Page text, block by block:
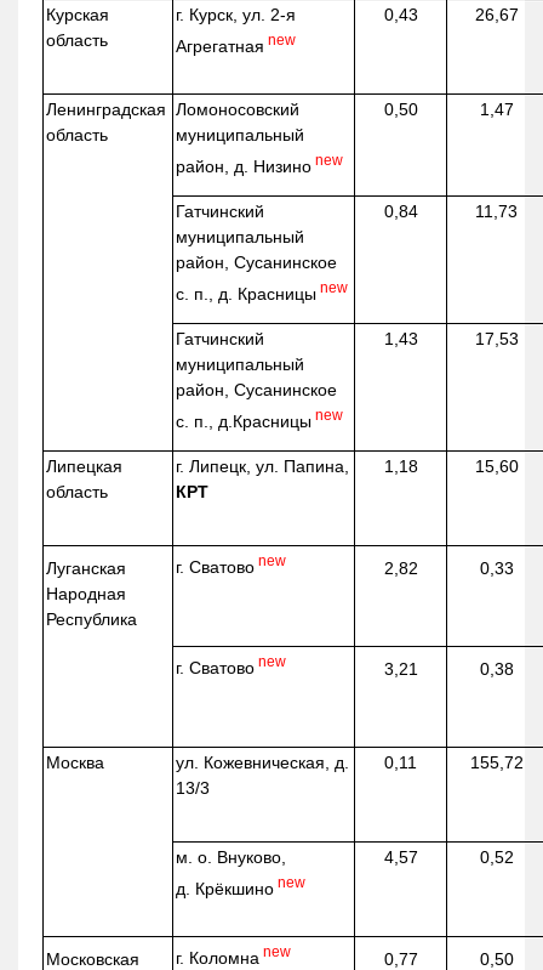
Курская
область
г. Курск, ул. 2-я
Агрегатная new
0,43 26,67
Ленинградская
область
Ломоносовский
муниципальный
район, д. Низино new
0,50 1,47
Гатчинский
муниципальный
район, Сусанинское
с. п., д. Красницы new
0,84 11,73
Гатчинский
муниципальный
район, Сусанинское
с. п.,д.Красницы new
1,43 17,53
Липецкая
область
г. Липецк, ул. Папина,
КРТ
1,18 15,60
Луганская
Народная
Республика
г. Сватово new 2,82 0,33
г. Сватово new 3,21 0,38
Москва ул. Кожевническая , д.
13/3
0,11 155,72
м. о. Внуково,
д. Крёкшино new
4,57 0,52
Московская
г. Коломна new 0,77 0,50